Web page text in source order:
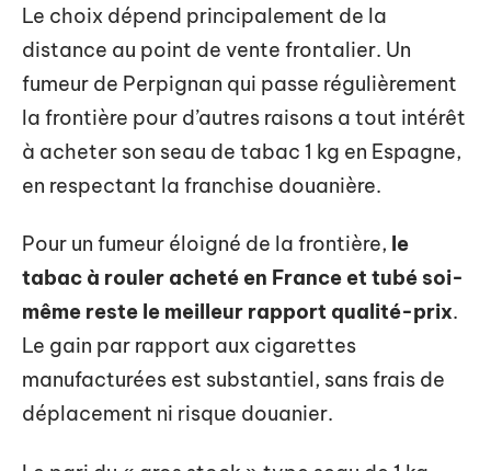
Le choix dépend principalement de la
distance au point de vente frontalier. Un
fumeur de Perpignan qui passe régulièrement
la frontière pour d’autres raisons a tout intérêt
à acheter son seau de tabac 1 kg en Espagne,
en respectant la franchise douanière.
Pour un fumeur éloigné de la frontière, le
tabac à rouler acheté en France et tubé soi-
même reste le meilleur rapport qualité-prix.
Le gain par rapport aux cigarettes
manufacturées est substantiel, sans frais de
déplacement ni risque douanier.